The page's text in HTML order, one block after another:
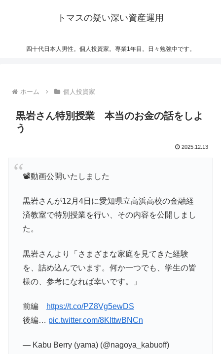
トマスの疑い深い資産運用
四十代日本人男性。個人投資家。専業1年目。日々勉強中です。
ホーム 個人投資家
黒岩さん特別授業 本当のお金の話をしよ
う
2025.12.13
📽️動画公開いたしました
黒岩さんが12月4日に愛知県立高浜高校の金融経
済教室で特別授業を行い、その内容を公開しまし
た。
黒岩さんより「さまざまな家庭を見てきた経験
を、詰め込んでいます。何か一つでも、学生の皆
様の、参考になれば幸いです。」
前編
https://t.co/PZ8Vg5ewDS
後編… pic.twitter.com/8KIttwBNCn
— Kabu Berry (yama) (@nagoya_kabuoff)